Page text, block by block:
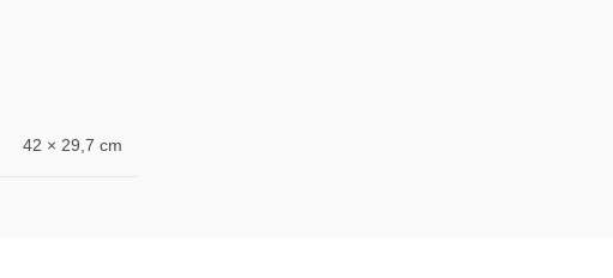
42 × 29,7 cm